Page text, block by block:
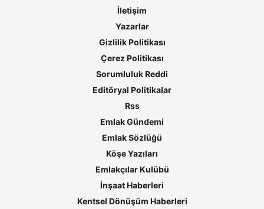
İletişim
Yazarlar
Gizlilik Politikası
Çerez Politikası
Sorumluluk Reddi
Editöryal Politikalar
Rss
Emlak Gündemi
Emlak Sözlüğü
Köşe Yazıları
Emlakçılar Kulübü
İnşaat Haberleri
Kentsel Dönüşüm Haberleri